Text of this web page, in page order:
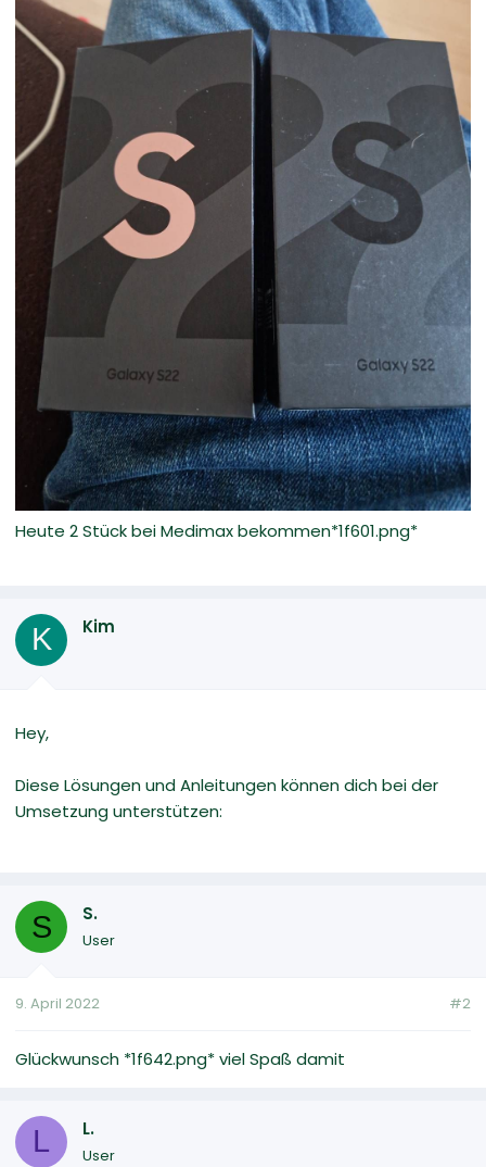
Heute 2 Stück bei Medimax bekommen*1f601.png*
K Kim
Hey,
Diese Lösungen und Anleitungen können dich bei der
Umsetzung unterstützen:
S S.
User
9. April 2022 #2
Glückwunsch *1f642.png* viel Spaß damit
L L.
User